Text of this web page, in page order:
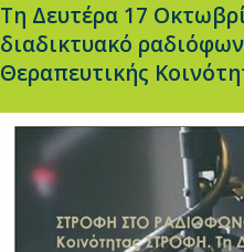
Τη Δευτέρα 17
διαδικτυακό
Θεραπευτικής